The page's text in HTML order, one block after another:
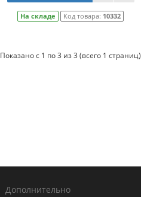
На складе Код товара: 10332
Показано с 1 по 3 из 3 (всего 1 страниц)
Дополнительно